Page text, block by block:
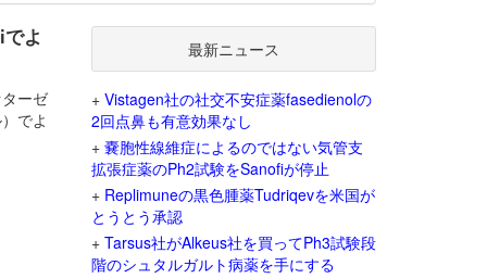
よ
ーゼ
でよ
最新ニュース
+ Vistagen社の社交不安症薬fasedienolの
2回点鼻も有意効果なし
+ 嚢胞性線維症によるのではない気管支
拡張症薬のPh2試験をSanofiが停止
+ Replimuneの黒色腫薬Tudriqevを米国が
とうとう承認
+ Tarsus社がAlkeus社を買ってPh3試験段
階のシュタルガルト病薬を手にする